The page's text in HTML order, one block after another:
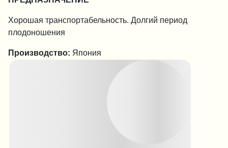
Хорошая транспортабельность. Долгий период
плодоношения
Производство: Япония